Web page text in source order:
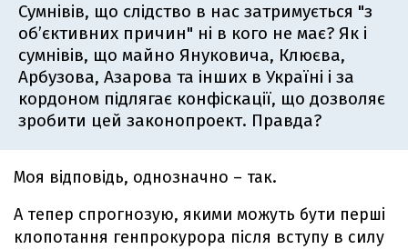
Сумнівів, що слідство в нас затримується "з
об’єктивних причин" ні в кого не має? Як і
сумнівів, що майно Януковича, Клюєва,
Арбузова, Азарова та інших в Україні і за
кордоном підлягає конфіскації, що дозволяє
зробити цей законопроект. Правда?
Моя відповідь, однозначно – так.
А тепер спрогнозую, якими можуть бути перші
клопотання генпрокурора після вступу в силу